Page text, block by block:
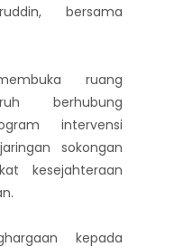
bersama
ruang
berhubung
intervensi
sokongan
kesejahteraan
kepada